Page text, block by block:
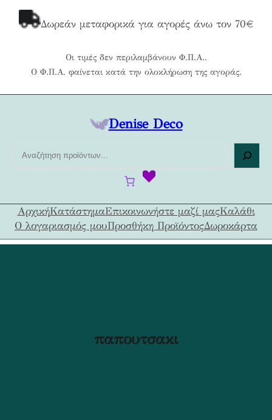
Δωρεάν μεταφορικά για αγορές άνω τον 70€
Οι τιμές δεν περιλαμβάνουν Φ.Π.Α..
Ο Φ.Π.Α. φαίνεται κατά την ολοκλήρωση της αγοράς.
Denise Deco
ή
τ
η
ΑρχικήΚατάστημαΕπικοινωνήστε μαζί μαςΚαλάθι
Ο λογαριασμός μουΠροσθήκη ΠροϊόντοςΔωροκάρτα
παπουτσακι